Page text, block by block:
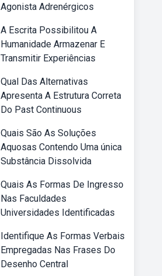
Agonista Adrenérgicos
A Escrita Possibilitou A
Humanidade Armazenar E
Transmitir Experiências
Qual Das Alternativas
Apresenta A Estrutura Correta
Do Past Continuous
Quais São As Soluções
Aquosas Contendo Uma única
Substância Dissolvida
Quais As Formas De Ingresso
Nas Faculdades
Universidades Identificadas
Identifique As Formas Verbais
Empregadas Nas Frases Do
Desenho Central